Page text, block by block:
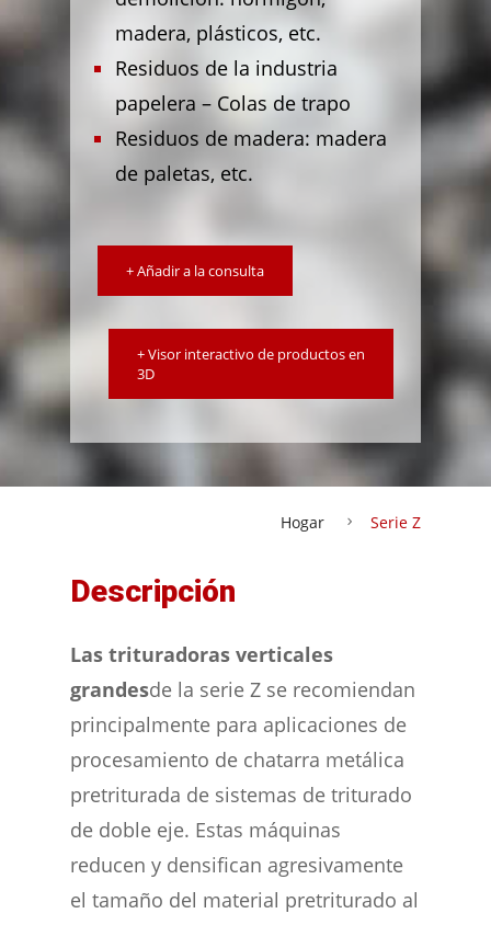
madera, plásticos, etc.
Residuos de la industria
papelera – Colas de trapo
Residuos de madera: madera
de paletas, etc.
+ Añadir a la consulta
+ Visor interactivo de productos en
3D
Hogar Serie Z
Descripción
Las trituradoras verticales
grandesde la serie Z se recomiendan
principalmente para aplicaciones de
procesamiento de chatarra metálica
pretriturada de sistemas de triturado
de doble eje. Estas máquinas
reducen y densifican agresivamente
el tamaño del material pretriturado al